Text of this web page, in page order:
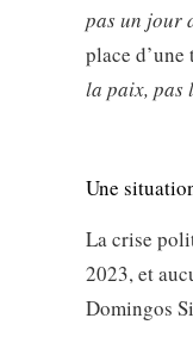
pas un jour
place
la paix, pas
Une
La crise
2023, et
Domingos